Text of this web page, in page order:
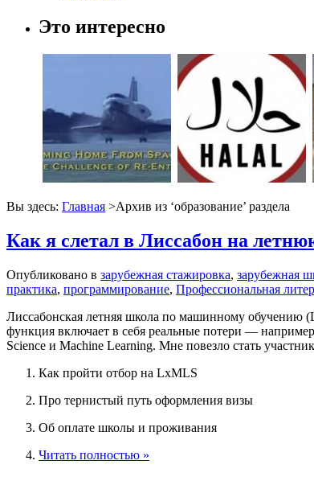
Это интересно
Вы здесь: Главная >Архив из ‘образование’ раздела
Как я слетал в Лиссабон на
Опубликовано в зарубежная стажировка, зарубежная
практика, программирование, Профессиональная
Лиссабонская летняя школа по машинному обучению
функция включает в себя реальные потери —
Science и Machine Learning. Мне повезло стать
Как пройти отбор на LxMLS
Про тернистый путь оформления визы
Об оплате школы и проживания
Читать полностью »